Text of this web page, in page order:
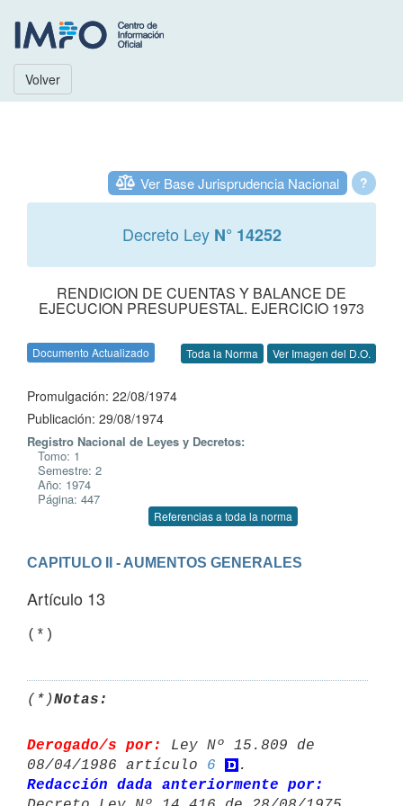
Volver
?
Ver Base Jurisprudencia Nacional
Decreto Ley N° 14252
RENDICION DE CUENTAS Y BALANCE DE
EJECUCION PRESUPUESTAL. EJERCICIO 1973
Documento Actualizado Toda la Norma Ver Imagen del D.O.
Promulgación: 22/08/1974
Publicación: 29/08/1974
Registro Nacional de Leyes y Decretos:
Tomo: 1
Semestre: 2
Año: 1974
Página: 447
Referencias a toda la norma
CAPITULO II - AUMENTOS GENERALES
Artículo 13
(*)
(*)Notas:
Derogado/s por:
Ley Nº 15.809 de
08/04/1986 artículo 6
Redacción dada anteriormente por: